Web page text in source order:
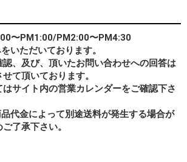
〜PM1:00/PM2:00〜PM4:30
いただいております。
、及び、頂いたお問い合わせへの回答は
て頂いております。
サイト内の営業カレンダーをご確認下さ
代金によって別途送料が発生する場合が
了承下さい。